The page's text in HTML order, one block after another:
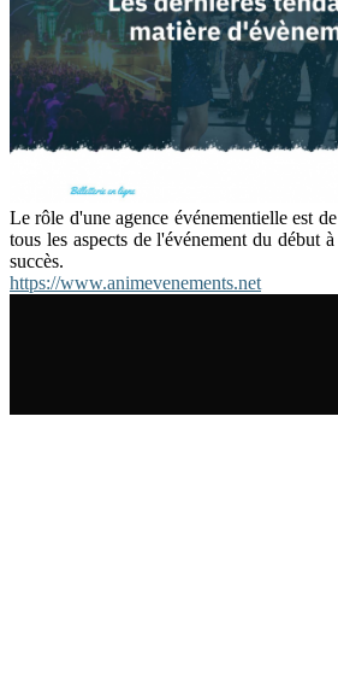
Le rôle d'une agence événementielle est
tous les aspects de l'événement du début
succès.
https://www.animevenements.net